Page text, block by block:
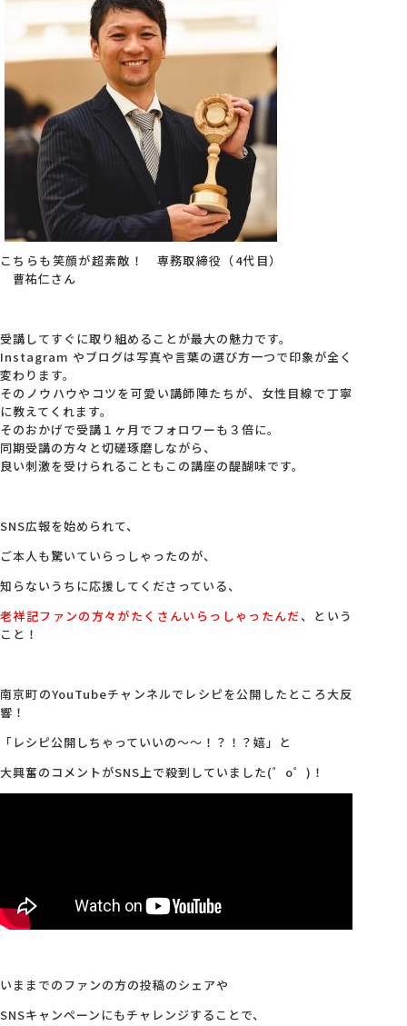
こちらも笑顔が超素敵！ 専務取締役（4代目）
曹祐仁さん
受講してすぐに取り組めることが最大の魅力です。
Instagram やブログは写真や言葉の選び方一つで印象が全く
変わります。
そのノウハウやコツを可愛い講師陣たちが、女性目線で丁寧
に教えてくれます。
そのおかげで受講１ヶ月でフォロワーも３倍に。
同期受講の方々と切磋琢磨しながら、
良い刺激を受けられることもこの講座の醍醐味です。
SNS広報を始められて、
ご本人も驚いていらっしゃったのが、
知らないうちに応援してくださっている、
老祥記ファンの方々がたくさんいらっしゃったんだ、という
こと！
南京町のYouTubeチャンネルでレシピを公開したところ大反
響！
「レシピ公開しちゃっていいの～～！？！？嬉」と
大興奮のコメントがSNS上で殺到していました(゜o゜)！
いままでのファンの方の投稿のシェアや
SNSキャンペーンにもチャレンジすることで、